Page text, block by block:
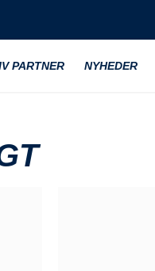
PARTNER NYHEDER